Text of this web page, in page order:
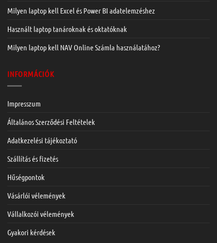
Milyen laptop kell Excel és Power BI adatelemzéshez
Használt laptop tanároknak és oktatóknak
Milyen laptop kell NAV Online Számla használatához?
INFORMÁCIÓK
Impresszum
Általános Szerződési Feltételek
Adatkezelési tájékoztató
Szállítás és fizetés
Hűségpontok
Vásárlói vélemények
Vállalkozói vélemények
Gyakori kérdések